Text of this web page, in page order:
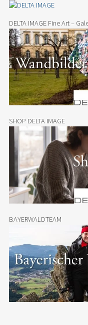
DELTA IMAGE Fine Art –
SHOP DELTA IMAGE
BAYERWALDTEAM